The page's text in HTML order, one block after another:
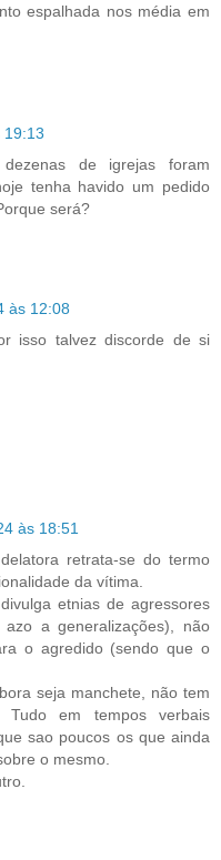
espalhada nos média em
19:13
de igrejas foram
tenha havido um pedido
será?
às 12:08
isso talvez discorde de si
às 18:51
retrata-se do termo
da vítima.
etnias de agressores
a generalizações), não
o agredido (sendo que o
seja manchete, não tem
Tudo em tempos verbais
sao poucos os que ainda
o mesmo.